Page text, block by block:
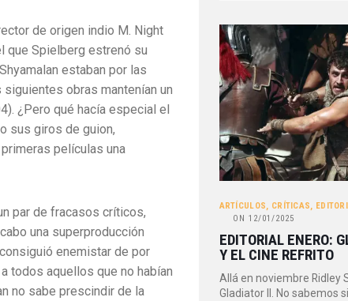
de origen indio M. Night
que Spielberg estrenó su
estaban por las
obras mantenían un
¿Pero qué hacía especial el
sus giros de guion,
películas una
par de fracasos críticos,
una superproducción
enemistar de por
todos aquellos que no habían
no sabe prescindir de la
ARTÍCULOS CRÍTICAS
ON 12/01/2025
EDITORIAL ENERO:
Y EL CINE REFRITO
Allá en noviembre Ridley
Gladiator II. No sabemos